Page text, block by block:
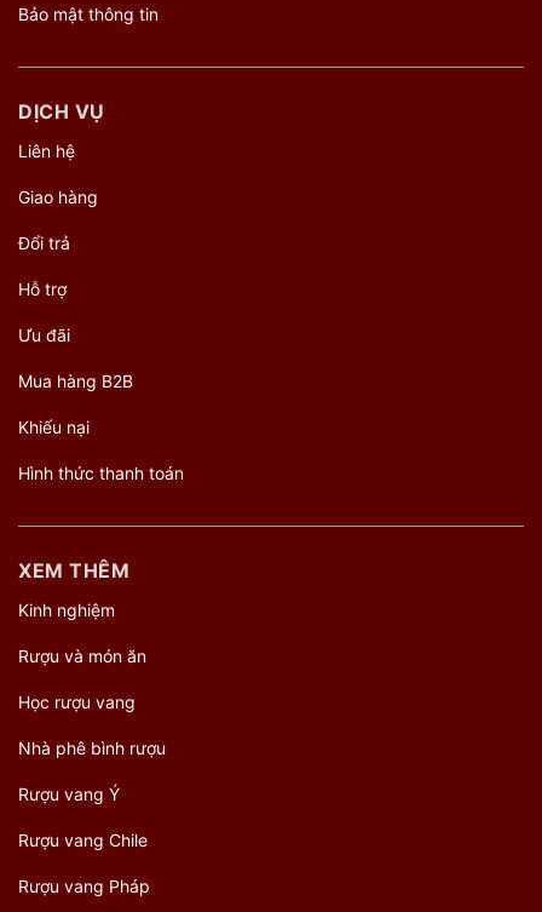
Bảo mật thông tin
DỊCH VỤ
Liên hệ
Giao hàng
Đổi trả
Hỗ trợ
Ưu đãi
Mua hàng B2B
Khiếu nại
Hình thức thanh toán
XEM THÊM
Kinh nghiệm
Rượu và món ăn
Học rượu vang
Nhà phê bình rượu
Rượu vang Ý
Rượu vang Chile
Rượu vang Pháp